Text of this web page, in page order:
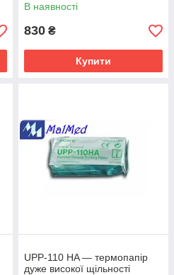
В наявності
830 ₴
Купити
UPP-110 HA — термопапір
дуже високої щільності